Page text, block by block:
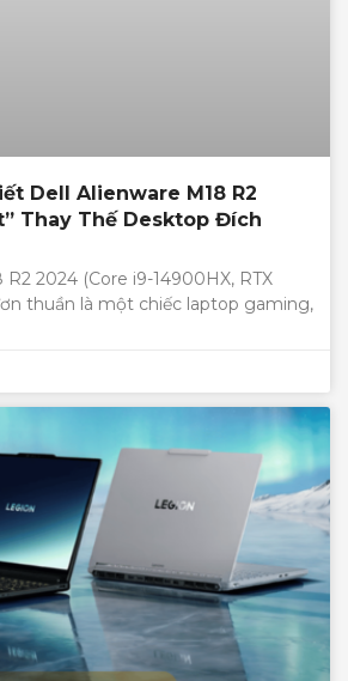
Dell Alienware M18 R2
Thay Thế Desktop Đích
R2 2024 (Core i9-14900HX, RTX
thuần là một chiếc laptop gaming,